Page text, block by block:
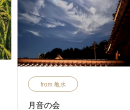
from 亀水
月音の会